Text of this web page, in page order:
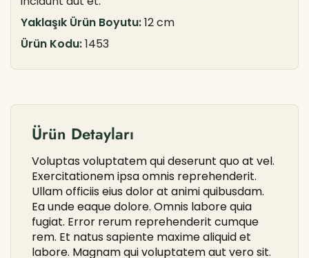
Yaklaşık Ürün Boyutu:12 cm
Ürün Kodu:1453
Ürün Detayları
Voluptas voluptatem qui deserunt quo at vel.
Exercitationem ipsa omnis reprehenderit.
Ullam officiis eius dolor at animi quibusdam.
Ea unde eaque dolore. Omnis labore quia
fugiat. Error rerum reprehenderit cumque
rem. Et natus sapiente maxime aliquid et
labore. Magnam qui voluptatem aut vero sit.